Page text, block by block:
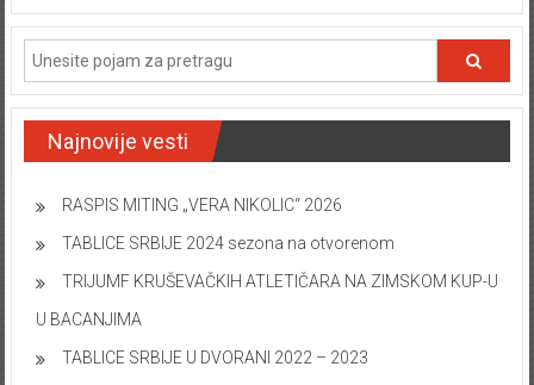
Najnovije vesti
RASPIS MITING „VERA NIKOLIC“ 2026
TABLICE SRBIJE 2024 sezona na otvorenom
TRIJUMF KRUŠEVAČKIH ATLETIČARA NA ZIMSKOM KUP-U
U BACANJIMA
TABLICE SRBIJE U DVORANI 2022 – 2023